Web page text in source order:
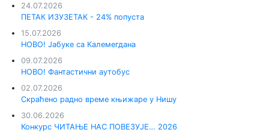
24.07.2026
ПЕТАК ИЗУЗЕТАК - 24% попуста
15.07.2026
НОВО! Јабуке са Калемегдана
09.07.2026
НОВО! Фантастични аутобус
02.07.2026
Скраћено радно време књижаре у Нишу
30.06.2026
Конкурс ЧИТАЊЕ НАС ПОВЕЗУЈЕ… 2026